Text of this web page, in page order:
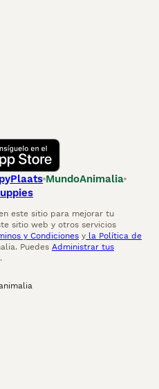
MundoAnimalia
este sitio para mejorar tu
sitio web y otros servicios
y Condiciones y la Política de
Puedes Administrar tus